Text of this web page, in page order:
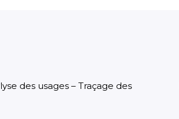
des usages – Traçage des